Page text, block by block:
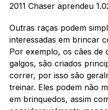
2011 Chaser aprendeu
Outras raças podem
interessadas em brincar
Por exemplo, os cães de
galgos, são criados
correr, por isso são
treinar. Eles podem não
em brinquedos, assim